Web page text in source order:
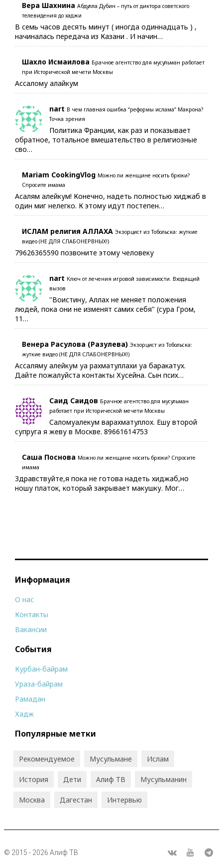
Вера Шахнина Абдулла Дубин – путь от диктора советского
телевидения до хаджи
В семь часов десять минут ( иногда одиннадцать ) ,
начиналась передача из Казани . И начин…
Шахло Исмаилова Брачное агентство для мусульман работает
при Исторической мечети Москвы
Ассалому алайкум
nart В чем главная ошибка “реформы ислама” Макрона?
Точка зрения
Политика Франции, как раз и показывает
обратное, тотальное вмешательство в религиозные
сво…
Mariam CookingVlog Можно ли женщине носить брюки?
Спросите имама
Асалям алейкум! Конечно, надеть полностью хиджаб в
один миг нелегко. К этому идут постепен…
ИСЛАМ религия АЛЛАХА Экзорцист из Тобольска: жуткие
видео (НЕ ДЛЯ СЛАБОНЕРВНЫХ!)
79626365590 позвоните этому человеку
nart Ключ от лечения игровой зависимости. Входящий
вызов
"Воистину, Аллах не меняет положения
людей, пока они не изменят самих себя" (сура Гром,
11…
Венера Расулова (Разулева) Экзорцист из Тобольска:
жуткие видео (НЕ ДЛЯ СЛАБОНЕРВНЫХ!)
Ассаляму алейкум уа рахматуллахи уа баракатух.
Дайте пожалуйста контакты Хусейна. Сын псих…
Саид Саидов Брачное агентство для мусульман
работает при Исторической мечети Москвы
Саломуалекум варахматуллох. Ешу второй
супруга я жеву в Москве. 89661614753
Саша Поснова Можно ли женщине носить брюки? Спросите
имама
Здравствуйте,я пока не готова надеть хиджаб,но
ношу платок, который закрывает макушку. Мог…
Информация
О нас
Контакты
Вакансии
События
Курбан-байрам
Ураза-байрам
Рамадан
Хадж
Популярные метки
Рекомендуемое Мусульмане Ислам
История Дети Алиф ТВ Мусульманин
Москва Дагестан Интервью
© 2015 - 2026 Алиф ТВ